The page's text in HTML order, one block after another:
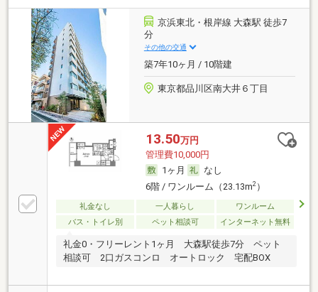
京浜東北・根岸線 大森駅 徒歩7
分
その他の交通
築7年10ヶ月 / 10階建
東京都品川区南大井６丁目
13.50万円
管理費10,000円
1ヶ月
なし
6階 / ワンルーム（23.13m2）
礼金なし 一人暮らし
ワンルーム
バス・トイレ別
ペット相談可 インターネット無料
礼金0・フリーレント1ヶ月 大森駅徒歩7分 ペット
相談可 2口ガスコンロ オートロック 宅配BOX